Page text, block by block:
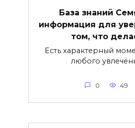
База знаний
информация для
том, что
Есть характерный
любого
0 49